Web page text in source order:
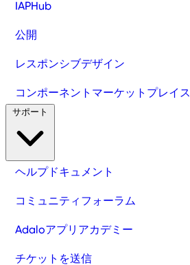
IAPHub
公開
レスポンシブデザイン
コンポーネントマーケットプレイス
ヘルプドキュメント
コミュニティフォーラム
Adaloアプリアカデミー
チケットを送信